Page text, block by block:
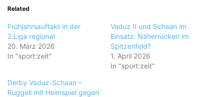
Related
Frühjahrsauftakt in der
2.Liga regional
20. März 2026
In "sport:zeit"
Vaduz II und Schaan im
Einsatz: Näherrücken im
Spitzenfeld?
1. April 2026
In "sport:zeit"
Derby Vaduz-Schaan –
Ruggell mit Heimspiel gegen